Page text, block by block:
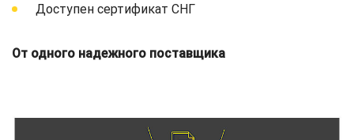
Доступен сертификат СНГ
От одного надежного поставщика